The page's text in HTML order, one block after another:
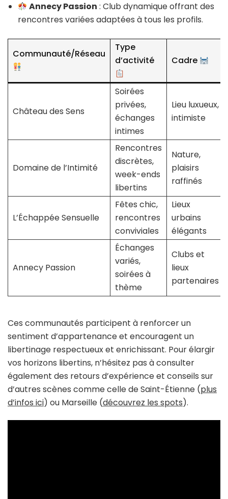
Annecy Passion : Club dynamique offrant des
rencontres variées adaptées à tous les profils.
Communauté/Réseau
Type
d’activité
Cadre
Château des Sens
Soirées
privées,
échanges
intimes
Lieu luxueux,
intimiste
Domaine de l’Intimité
Rencontres
discrètes,
week-ends
libertins
Nature,
plaisirs
raffinés
L’Échappée Sensuelle
Fêtes chic,
rencontres
conviviales
Lieux
urbains
élégants
Annecy Passion
Échanges
variés,
soirées à
thème
Clubs et
lieux
partenaires
Ces communautés participent à renforcer un
sentiment d’appartenance et encouragent un
libertinage respectueux et enrichissant. Pour élargir
vos horizons libertins, n’hésitez pas à consulter
également des retours d’expérience et conseils sur
d’autres scènes comme celle de Saint-Étienne (plus
d’infos ici) ou Marseille (découvrez les spots).